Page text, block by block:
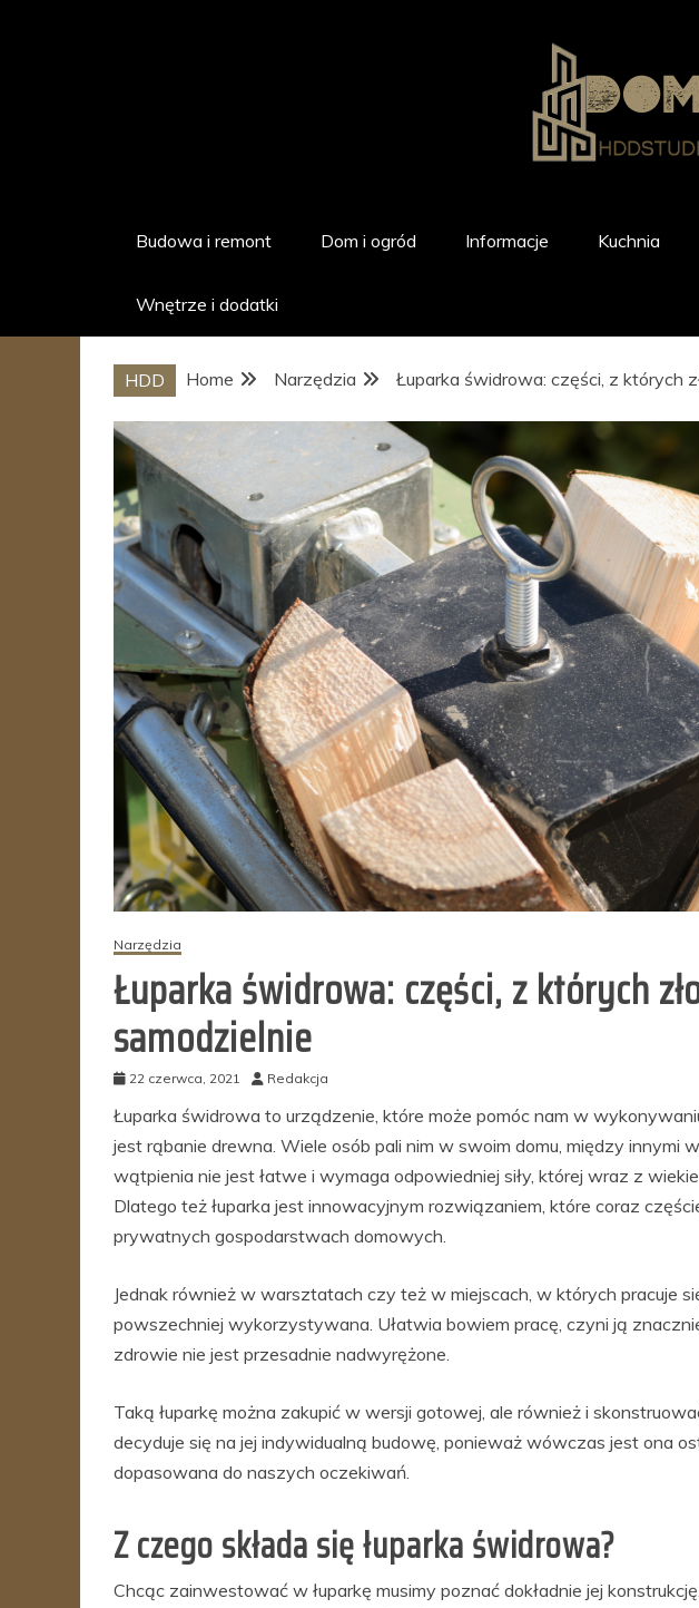
Budowa i remont Dom i ogród Informacje Kuchnia
Wnętrze i dodatki
HDD Home Narzędzia Łuparka świdrowa: części, z których
Narzędzia
Łuparka świdrowa: części, z których
samodzielnie
22 czerwca, 2021 Redakcja
Łuparka świdrowa to urządzenie, które może pomóc nam w
jest rąbanie drewna. Wiele osób pali nim w swoim domu, między innymi
wątpienia nie jest łatwe i wymaga odpowiedniej siły, której wraz z
Dlatego też łuparka jest innowacyjnym rozwiązaniem, które coraz
prywatnych gospodarstwach domowych.
Jednak również w warsztatach czy też w miejscach, w których pracuje
powszechniej wykorzystywana. Ułatwia bowiem pracę, czyni ją
zdrowie nie jest przesadnie nadwyrężone.
Taką łuparkę można zakupić w wersji gotowej, ale również i
decyduje się na jej indywidualną budowę, ponieważ wówczas jest ona
dopasowana do naszych oczekiwań.
Z czego składa się łuparka świdrowa?
Chcąc zainwestować w łuparkę musimy poznać dokładnie jej